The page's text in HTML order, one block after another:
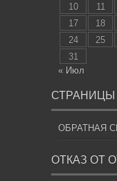
10
11
17
18
24
25
31
« Июл
СТРАНИЦЫ
ОБРАТНАЯ
ОТКАЗ ОТ